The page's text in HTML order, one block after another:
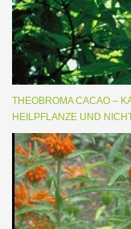
THEOBROMA CACAO –
HEILPFLANZE UND